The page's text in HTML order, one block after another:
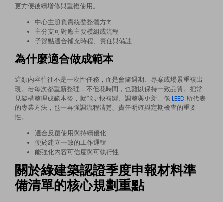
更方便後續增修與重複使用。
中心主題負責統整整體方向
主分支可對應主要模組或流程
子節點適合補充時程、責任與備註
為什麼適合做成範本
這類內容往往不是一次性任務，而是會隨週期、專案或場景重複出
現。若每次都重新整理，不但花時間，也難以保持一致品質。把常
見架構整理成範本後，就能更快複製、調整與更新。像 LEED 所代表
的專業方法，也一再強調流程清楚、責任明確與定期檢查的重要
性。
適合反覆使用與持續優化
便於建立一致的工作邏輯
能強化內容可信度與可執行性
關於綠建築認證季度申報材料準
備清單的核心規劃重點